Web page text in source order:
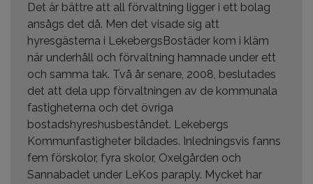
Det är bättre att all förvaltning ligger i ett bolag
ansågs det då. Men det visade sig att
hyresgästerna i LekebergsBostäder kom i kläm
när underhåll och förvaltning hamnade under ett
och samma tak. Två år senare, 2008, beslutades
det att dela upp förvaltningen av de kommunala
fastigheterna och det övriga
bostadshyreshusbeståndet. Lekebergs
Kommunfastigheter bildades. Inledningsvis fanns
fem förskolor, fyra skolor, Oxelgården och
Sannabadet under LeKos paraply. Mycket har